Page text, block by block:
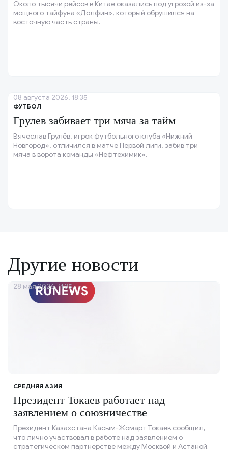
Около тысячи рейсов в Китае оказались под угрозой из-за
мощного тайфуна «Долфин», который обрушился на
восточную часть страны.
ФУТБОЛ
Грулев забивает три мяча за тайм
Вячеслав Грулёв, игрок футбольного клуба «Нижний
Новгород», отличился в матче Первой лиги, забив три
мяча в ворота команды «Нефтехимик».
08 августа 2026, 18:35
Другие новости
СРЕДНЯЯ АЗИЯ
Президент Токаев работает над
заявлением о союзничестве
Президент Казахстана Касым-Жомарт Токаев сообщил,
что лично участвовал в работе над заявлением о
стратегическом партнёрстве между Москвой и Астаной.
28 мая 2026, 11:35